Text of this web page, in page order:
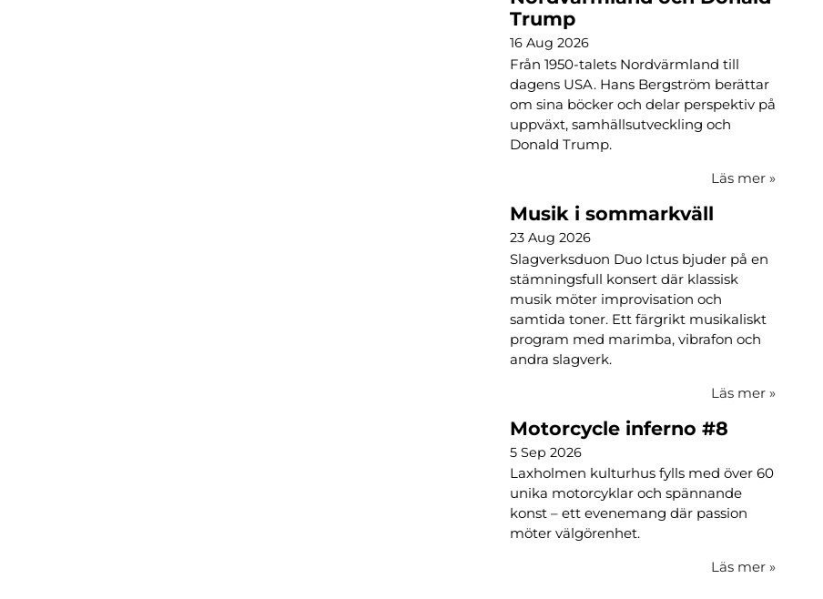
Trump
16 Aug 2026
Från 1950-talets Nordvärmland till
dagens USA. Hans Bergström berättar
om sina böcker och delar perspektiv på
uppväxt, samhällsutveckling och
Donald Trump.
Läs mer »
Musik i sommarkväll
23 Aug 2026
Slagverksduon Duo Ictus bjuder på en
stämningsfull konsert där klassisk
musik möter improvisation och
samtida toner. Ett färgrikt musikaliskt
program med marimba, vibrafon och
andra slagverk.
Läs mer »
Motorcycle inferno #8
5 Sep 2026
Laxholmen kulturhus fylls med över 60
unika motorcyklar och spännande
konst – ett evenemang där passion
möter välgörenhet.
Läs mer »